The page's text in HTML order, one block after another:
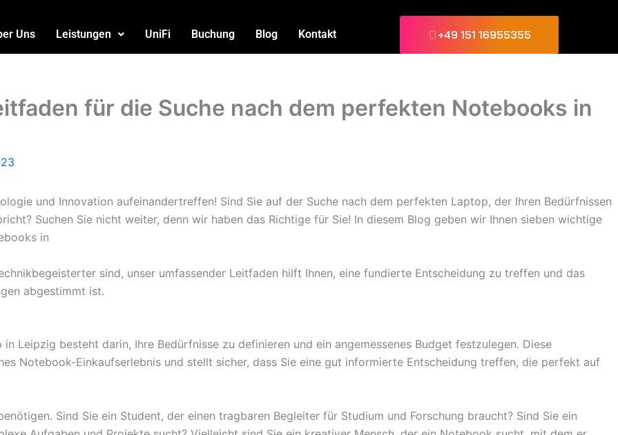
Uns Leistungen UniFi Buchung Blog Kontakt +49 151 16955355
für die Suche nach dem perfekten Notebooks in
und Innovation aufeinandertreffen! Sind Sie auf der Suche nach dem perfekten Laptop, der Ihren Bedürfnissen
Suchen Sie nicht weiter, denn wir haben das Richtige für Sie! In diesem Blog geben wir Ihnen sieben wichtige
in
sind, unser umfassender Leitfaden hilft Ihnen, eine fundierte Entscheidung zu treffen und das
abgestimmt ist.
Leipzig besteht darin, Ihre Bedürfnisse zu definieren und ein angemessenes Budget festzulegen. Diese
Notebook-Einkaufserlebnis und stellt sicher, dass Sie eine gut informierte Entscheidung treffen, die perfekt auf
Sind Sie ein Student, der einen tragbaren Begleiter für Studium und Forschung braucht? Sind Sie ein